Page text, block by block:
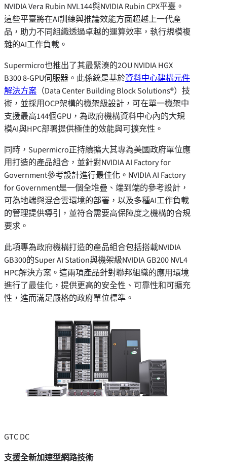
NVIDIA Vera Rubin NVL144與NVIDIA Rubin CPX平臺。
這些平臺將在AI訓練與推論效能方面超越上一代產
品，助力不同組織透過卓越的運算效率，執行規模複
雜的AI工作負載。
Supermicro也推出了其最緊湊的2OU NVIDIA HGX
B300 8-GPU伺服器。此係統是基於資料中心建構元件
解決方案 （Data Center Building Block Solutions®）技
術，並採用OCP架構的機架級設計，可在單一機架中
支援最高144個GPU，為政府機構資料中心內的大規
模AI與HPC部署提供極佳的效能與可擴充性。
同時，Supermicro正持續擴大其專為美國政府單位應
用打造的產品組合，並針對NVIDIA AI Factory for
Government參考設計進行最佳化。NVIDIA AI Factory
for Government是一個全堆疊、端到端的參考設計，
可為地端與混合雲環境的部署，以及多種AI工作負載
的管理提供導引，並符合需要高保障度之機構的合規
要求。
此項專為政府機構打造的產品組合包括搭載NVIDIA
GB300的Super AI Station與機架級NVIDIA GB200 NVL4
HPC解決方案。這兩項產品針對聯邦組織的應用環境
進行了最佳化，提供更高的安全性、可靠性和可擴充
性，進而滿足嚴格的政府單位標準。
GTC DC
支援全新加速型網路技術